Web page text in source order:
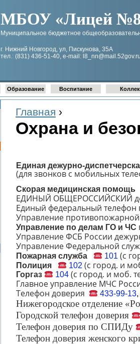
МБОУ «Лицей №8
Муниципальное бюджетное
г. Нижний Новгород, ул, Пискунова, 35А
тел.: (831) 436-51-40, e-mail:
Главная ›
Охрана и
Единая дежурно-
(для звонков с мобильных
Скорая медицинская помощь
ЕДИНЫЙ ОБЩЕРОССИЙСКИЙ
Единый федеральный
Управление
Управление по делам ГО и ЧС
Управление ФСБ России
Управление Федеральной
Пожарная служба 101 (с
Полиция 102 (с город. и
Горгаз 104 (с город. и моб.
Главное управление МЧС
Телефон доверия
433-99-13
Нижегородское отделение
Городской телефон доверия
Телефон доверия по СПИДу
Телефон доверия женского
Образование Воспитание